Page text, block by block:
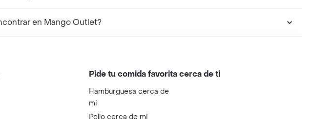
en Mango Outlet?
Pide tu comida favorita cerca de ti
Hamburguesa cerca de
mi
Pollo cerca de mi